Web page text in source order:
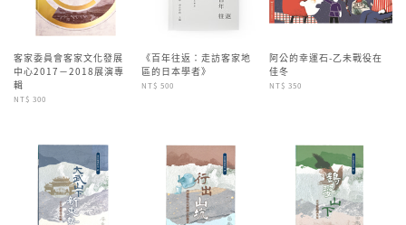
客家委員會客家文化發展
中心2017－2018展演專
輯
NT$ 300
《百年往返：走訪客家地
區的日本學者》
NT$ 500
阿公的幸運石-乙未戰役在
佳冬
NT$ 350